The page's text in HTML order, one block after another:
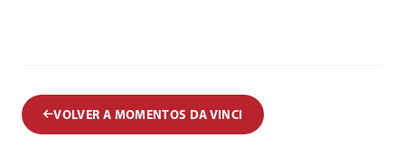
VOLVER A MOMENTOS DA VINCI